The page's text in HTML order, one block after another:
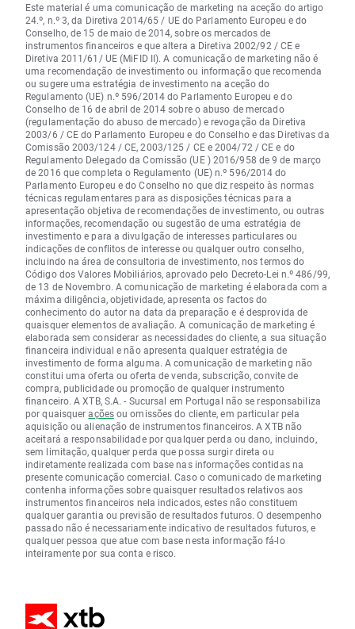
Este material é uma comunicação de marketing na aceção do artigo
24.º, n.º 3, da Diretiva 2014/65 / UE do Parlamento Europeu e do
Conselho, de 15 de maio de 2014, sobre os mercados de
instrumentos financeiros e que altera a Diretiva 2002/92 / CE e
Diretiva 2011/61/ UE (MiFID II). A comunicação de marketing não é
uma recomendação de investimento ou informação que recomenda
ou sugere uma estratégia de investimento na aceção do
Regulamento (UE) n.º 596/2014 do Parlamento Europeu e do
Conselho de 16 de abril de 2014 sobre o abuso de mercado
(regulamentação do abuso de mercado) e revogação da Diretiva
2003/6 / CE do Parlamento Europeu e do Conselho e das Diretivas da
Comissão 2003/124 / CE, 2003/125 / CE e 2004/72 / CE e do
Regulamento Delegado da Comissão (UE ) 2016/958 de 9 de março
de 2016 que completa o Regulamento (UE) n.º 596/2014 do
Parlamento Europeu e do Conselho no que diz respeito às normas
técnicas regulamentares para as disposições técnicas para a
apresentação objetiva de recomendações de investimento, ou outras
informações, recomendação ou sugestão de uma estratégia de
investimento e para a divulgação de interesses particulares ou
indicações de conflitos de interesse ou qualquer outro conselho,
incluindo na área de consultoria de investimento, nos termos do
Código dos Valores Mobiliários, aprovado pelo Decreto-Lei n.º 486/99,
de 13 de Novembro. A comunicação de marketing é elaborada com a
máxima diligência, objetividade, apresenta os factos do
conhecimento do autor na data da preparação e é desprovida de
quaisquer elementos de avaliação. A comunicação de marketing é
elaborada sem considerar as necessidades do cliente, a sua situação
financeira individual e não apresenta qualquer estratégia de
investimento de forma alguma. A comunicação de marketing não
constitui uma oferta ou oferta de venda, subscrição, convite de
compra, publicidade ou promoção de qualquer instrumento
financeiro. A XTB, S.A. - Sucursal em Portugal não se responsabiliza
por quaisqueraçõesou omissões do cliente, em particular pela
aquisição ou alienação de instrumentos financeiros. A XTB não
aceitará a responsabilidade por qualquer perda ou dano, incluindo,
sem limitação, qualquer perda que possa surgir direta ou
indiretamente realizada com base nas informações contidas na
presente comunicação comercial. Caso o comunicado de marketing
contenha informações sobre quaisquer resultados relativos aos
instrumentos financeiros nela indicados, estes não constituem
qualquer garantia ou previsão de resultados futuros. O desempenho
passado não é necessariamente indicativo de resultados futuros, e
qualquer pessoa que atue com base nesta informação fá-lo
inteiramente por sua conta e risco.